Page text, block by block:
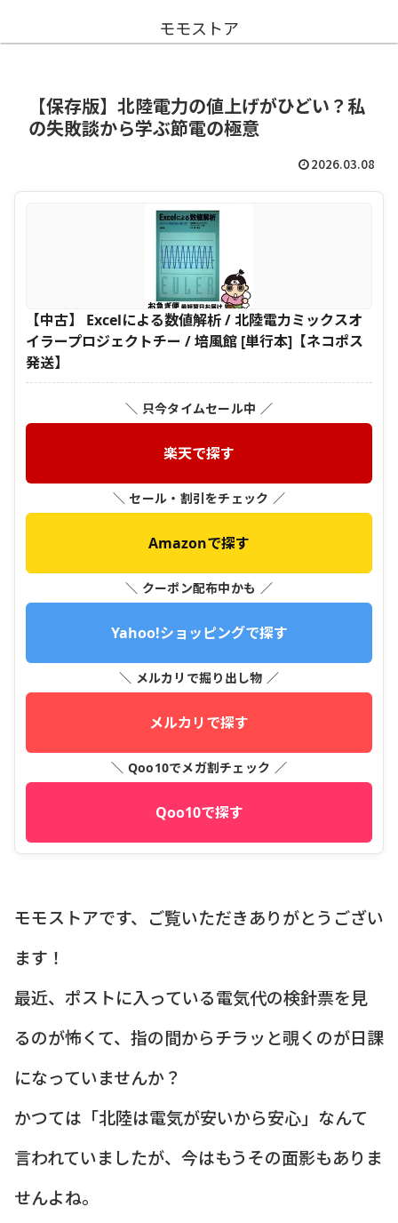
モモストア
【保存版】北陸電力の値上げがひどい？私
の失敗談から学ぶ節電の極意
2026.03.08
【中古】 Excelによる数値解析 / 北陸電力ミックスオ
イラープロジェクトチー / 培風館 [単行本]【ネコポス
発送】
＼ 只今タイムセール中 ／
楽天で探す
＼ セール・割引をチェック ／
Amazonで探す
＼ クーポン配布中かも ／
Yahoo!ショッピングで探す
＼ メルカリで掘り出し物 ／
メルカリで探す
＼ Qoo10でメガ割チェック ／
Qoo10で探す
モモストアです、ご覧いただきありがとうござい
ます！
最近、ポストに入っている電気代の検針票を見
るのが怖くて、指の間からチラッと覗くのが日課
になっていませんか？
かつては「北陸は電気が安いから安心」なんて
言われていましたが、今はもうその面影もありま
せんよね。